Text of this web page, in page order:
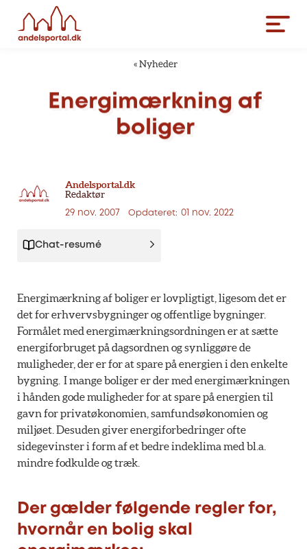
« Nyheder
Energimærkning af
boliger
Andelsportal.dk
Redaktør
29 nov. 2007 Opdateret: 01 nov. 2022
Chat-resumé
Energimærkning af boliger er lovpligtigt, ligesom det er
det for erhvervsbygninger og offentlige bygninger.
Formålet med energimærkningsordningen er at sætte
energiforbruget på dagsordnen og synliggøre de
muligheder, der er for at spare på energien i den enkelte
bygning. I mange boliger er der med energimærkningen
i hånden gode muligheder for at spare på energien til
gavn for privatøkonomien, samfundsøkonomien og
miljøet. Desuden giver energiforbedringer ofte
sidegevinster i form af et bedre indeklima med bl.a.
mindre fodkulde og træk.
Der gælder følgende regler for,
hvornår en bolig skal